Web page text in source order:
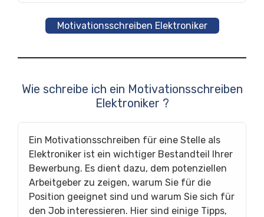
Motivationsschreiben Elektroniker
Wie schreibe ich ein Motivationsschreiben
Elektroniker ?
Ein Motivationsschreiben für eine Stelle als
Elektroniker ist ein wichtiger Bestandteil Ihrer
Bewerbung. Es dient dazu, dem potenziellen
Arbeitgeber zu zeigen, warum Sie für die
Position geeignet sind und warum Sie sich für
den Job interessieren. Hier sind einige Tipps,